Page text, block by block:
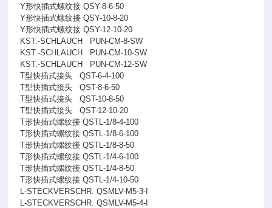
Y形快插式螺纹接 QSY-8-6-50
Y形快插式螺纹接 QSY-10-8-20
Y形快插式螺纹接 QSY-12-10-20
KST.-SCHLAUCH
PUN-CM-8-SW
KST.-SCHLAUCH
PUN-CM-10-SW
KST.-SCHLAUCH
PUN-CM-12-SW
T型快插式接头
QST-6-4-100
T型快插式接头
QST-8-6-50
T型快插式接头
QST-10-8-50
T型快插式接头
QST-12-10-20
T形快插式螺纹接 QSTL-1/8-4-100
T形快插式螺纹接 QSTL-1/8-6-100
T形快插式螺纹接 QSTL-1/8-8-50
T形快插式螺纹接 QSTL-1/4-6-100
T形快插式螺纹接 QSTL-1/4-8-50
T形快插式螺纹接 QSTL-1/4-10-50
L-STECKVERSCHR. QSMLV-M5-3-I
L-STECKVERSCHR. QSMLV-M5-4-I